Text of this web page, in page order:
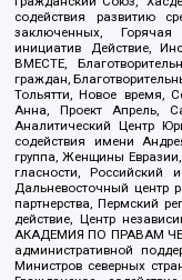
содействия развитию
заключенных,
инициатив Действие,
ВМЕСТЕ,
граждан,
Тольятти, Новое время,
Анна, Проект Апрель,
Аналитический Центр
содействия имени
группа, Женщины
гласности, Российский
Дальневосточный центр
партнерства, Пермский
действие, Центр
АКАДЕМИЯ ПО ПРАВАМ
административной
Министров северных